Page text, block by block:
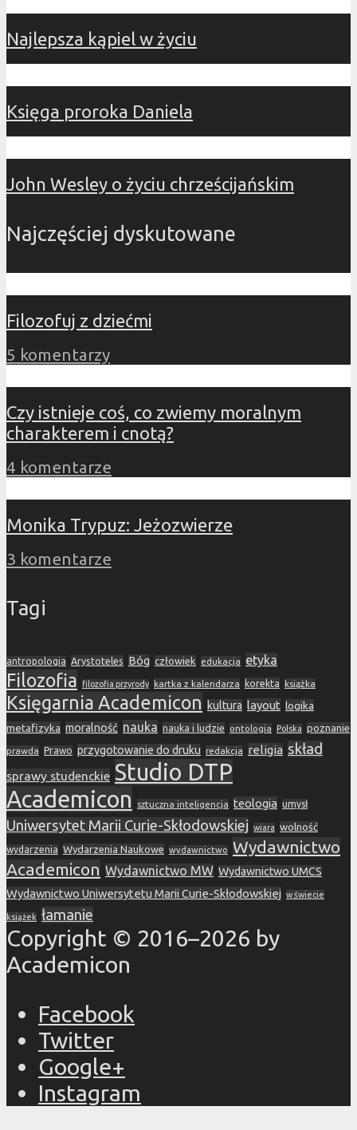
Najlepsza kąpiel w życiu
Księga proroka Daniela
John Wesley o życiu chrześcijańskim
Najczęściej dyskutowane
Filozofuj z dziećmi
5 komentarzy
Czy istnieje coś, co zwiemy moralnym
charakterem i cnotą?
4 komentarze
Monika Trypuz: Jeżozwierze
3 komentarze
Tagi
antropologia Arystoteles Bóg człowiek edukacja etyka
Filozofia filozofia przyrody kartka z kalendarza korekta książka
Księgarnia Academicon kultura layout logika
metafizyka moralność nauka nauka i ludzie ontologia Polska poznanie
prawda Prawo przygotowanie do druku redakcja religia skład
sprawy studenckie Studio DTP
Academicon
sztuczna inteligencja teologia umysł
Uniwersytet Marii Curie-Skłodowskiej wiara wolność
wydarzenia Wydarzenia Naukowe wydawnictwo Wydawnictwo
Academicon Wydawnictwo MW Wydawnictwo UMCS
Wydawnictwo Uniwersytetu Marii Curie-Skłodowskiej w świecie
książek łamanie
Copyright © 2016–2026 by
Academicon
Facebook
Twitter
Google+
Instagram